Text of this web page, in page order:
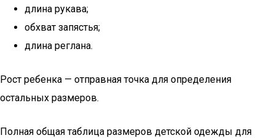
длина рукава;
обхват запястья;
длина реглана.
Рост ребенка — отправная точка для определения
остальных размеров.
Полная общая таблица размеров детской одежды для